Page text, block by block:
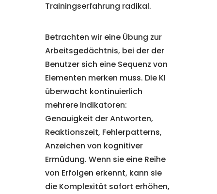
Trainingserfahrung radikal.
Betrachten wir eine Übung zur
Arbeitsgedächtnis, bei der der
Benutzer sich eine Sequenz von
Elementen merken muss. Die KI
überwacht kontinuierlich
mehrere Indikatoren:
Genauigkeit der Antworten,
Reaktionszeit, Fehlerpatterns,
Anzeichen von kognitiver
Ermüdung. Wenn sie eine Reihe
von Erfolgen erkennt, kann sie
die Komplexität sofort erhöhen,